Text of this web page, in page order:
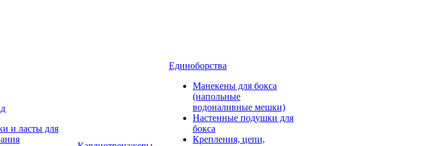
и ласты для
Единоборства
Манекены для бокса
(напольные
водоналивные мешки)
Настенные подушки для
бокса
Крепления, цепи,